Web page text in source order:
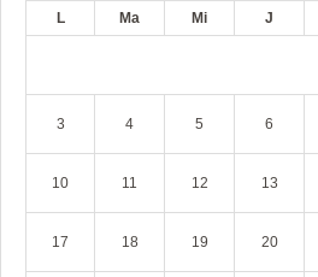
L Ma Mi J
3 4 5 6
10 11 12 13
17 18 19 20